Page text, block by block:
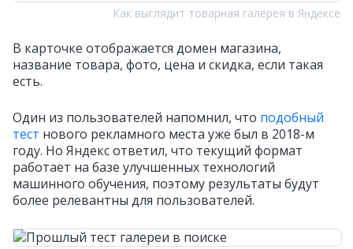
Как выглядит товарная галерея в Яндексе
В карточке отображается домен магазина,
название товара, фото, цена и скидка, если такая
есть.
Один из пользователей напомнил, что подобный
тест нового рекламного места уже был в 2018-м
году. Но Яндекс ответил, что текущий формат
работает на базе улучшенных технологий
машинного обучения, поэтому результаты будут
более релевантны для пользователей.